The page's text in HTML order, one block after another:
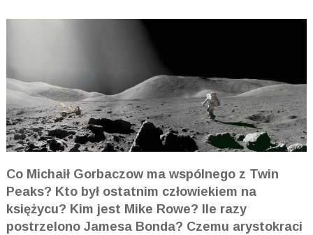
Co Michaił Gorbaczow ma wspólnego z Twin
Peaks? Kto był ostatnim człowiekiem na
księżycu? Kim jest Mike Rowe? Ile razy
postrzelono Jamesa Bonda? Czemu arystokraci